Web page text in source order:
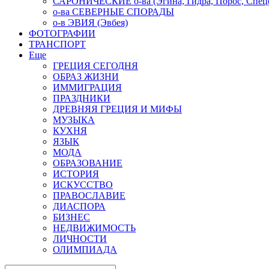
о-ва СЕВЕРНЫЕ СПОРАДЫ
о-в ЭВИЯ (Эвбея)
ФОТОГРАФИИ
ТРАНСПОРТ
Еще
ГРЕЦИЯ СЕГОДНЯ
ОБРАЗ ЖИЗНИ
ИММИГРАЦИЯ
ПРАЗДНИКИ
ДРЕВНЯЯ ГРЕЦИЯ И МИФЫ
МУЗЫКА
КУХНЯ
ЯЗЫК
МОДА
ОБРАЗОВАНИЕ
ИСТОРИЯ
ИСКУССТВО
ПРАВОСЛАВИЕ
ДИАСПОРА
БИЗНЕС
НЕДВИЖИМОСТЬ
ЛИЧНОСТИ
ОЛИМПИАДА